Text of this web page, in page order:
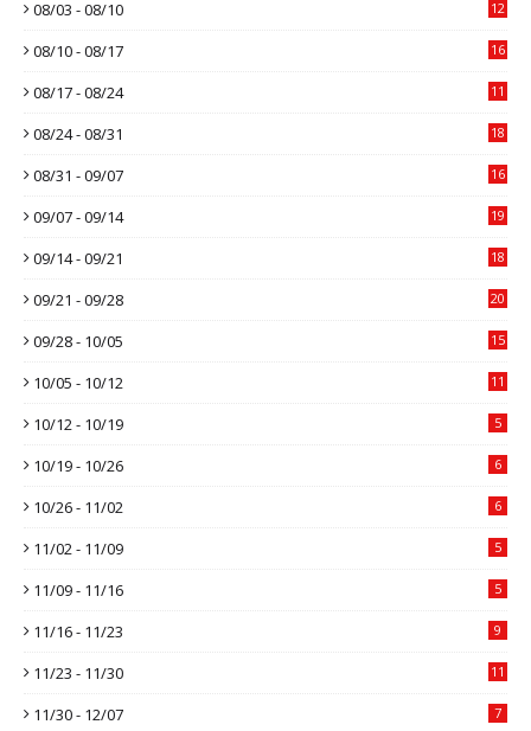
08/03 - 08/10 12
08/10 - 08/17 16
08/17 - 08/24 11
08/24 - 08/31 18
08/31 - 09/07 16
09/07 - 09/14 19
09/14 - 09/21 18
09/21 - 09/28 20
09/28 - 10/05 15
10/05 - 10/12 11
10/12 - 10/19 5
10/19 - 10/26 6
10/26 - 11/02 6
11/02 - 11/09 5
11/09 - 11/16 5
11/16 - 11/23 9
11/23 - 11/30 11
11/30 - 12/07 7